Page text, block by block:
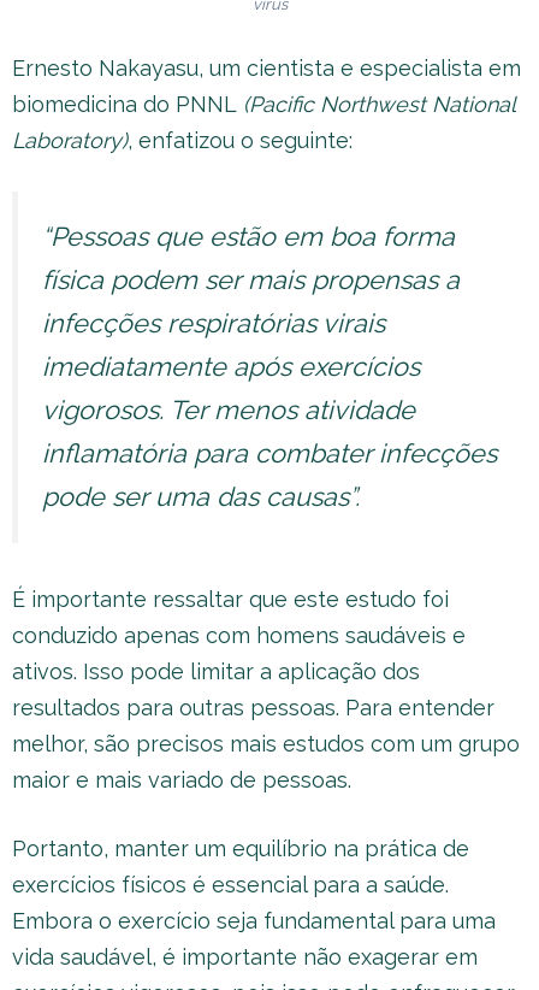
vírus
Ernesto Nakayasu, um cientista e especialista em
biomedicina do PNNL (Pacific Northwest National
Laboratory), enfatizou o seguinte:
“Pessoas que estão em boa forma
física podem ser mais propensas a
infecções respiratórias virais
imediatamente após exercícios
vigorosos. Ter menos atividade
inflamatória para combater infecções
pode ser uma das causas”.
É importante ressaltar que este estudo foi
conduzido apenas com homens saudáveis e
ativos. Isso pode limitar a aplicação dos
resultados para outras pessoas. Para entender
melhor, são precisos mais estudos com um grupo
maior e mais variado de pessoas.
Portanto, manter um equilíbrio na prática de
exercícios físicos é essencial para a saúde.
Embora o exercício seja fundamental para uma
vida saudável, é importante não exagerar em